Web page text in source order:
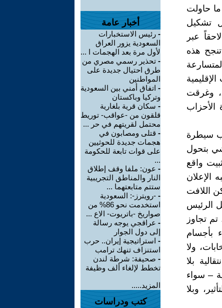
حاولت
تشكيل
عبر
هذه
وغرقت
الأحزاب
الأسد في 8 كانون الأول 2024، عقب سيطرة
بتحول
واقع
الإعلان
اللافت
الرئيس
تم تجاوز
بأجسام
ولا
بلا
– سواء
وبلا
أخبار عامة
- رئيس الاستخبارات
السعودية يزور العراق
لأول مرة بعد الهجمات ا ...
- تحذير رسمي مصري من
طرق احتيال جديدة على
المواطنين
- اتفاق أمني بين السعودية
وتركيا وباكستان
- سكان قرية بلغارية
قلقون من -عواقب- توريط
محتمل لقريتهم في حر ...
- قتلى ومصابون في
هجمات جديدة للحوثيين
على قوات تابعة للحكومة
...
- عون: ملفا وقف إطلاق
النار والمناطق التجريبية
ستتم متابعتهما ...
- -رويترز-: السعودية
استخدمت نحو 86% من
صواريخ -باتريوت- الاع ...
- عراقجي يوجه رسالة
إلى دول الجوار
- استراتيجية إيران.. حرب
استنزاف تنهك ترامب
- صحيفة: شرطة لندن
تخطط لإلغاء ألف وظيفة
المزيد.....
كتب ودراسات